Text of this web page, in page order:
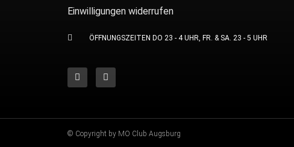
Einwilligungen widerrufen
ÖFFNUNGSZEITEN DO 23 - 4 UHR, FR. & SA. 23 - 5 UHR
© Copyright by MO Club Augsburg